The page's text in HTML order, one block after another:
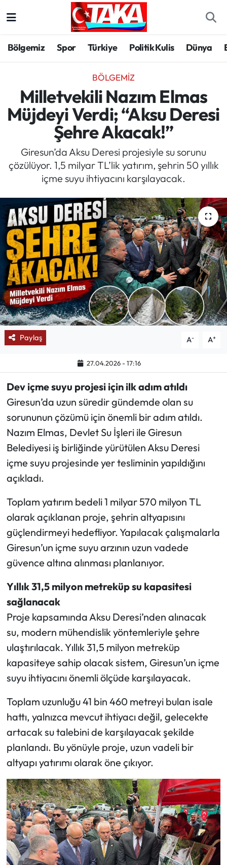
Bölgemiz Spor Türkiye Politik Kulis Dünya
BÖLGEMIZ
Milletvekili Nazım Elmas
Müjdeyi Verdi; “Aksu Deresi
Şehre Akacak!”
Giresun’da Aksu Deresi projesiyle su sorunu
çözülüyor. 1,5 milyar TL’lik yatırım, şehrin 50 yıllık
içme suyu ihtiyacını karşılayacak.
Paylaş A- A+
27.04.2026 - 17:16
Dev içme suyu projesi için ilk adım atıldı
Giresun’da uzun süredir gündemde olan su
sorununun çözümü için önemli bir adım atıldı.
Nazım Elmas, Devlet Su İşleri ile Giresun
Belediyesi iş birliğinde yürütülen Aksu Deresi
içme suyu projesinde yer tesliminin yapıldığını
açıkladı.
Toplam yatırım bedeli 1 milyar 570 milyon TL
olarak açıklanan proje, şehrin altyapısını
güçlendirmeyi hedefliyor. Yapılacak çalışmalarla
Giresun’un içme suyu arzının uzun vadede
güvence altına alınması planlanıyor.
Yıllık 31,5 milyon metreküp su kapasitesi
sağlanacak
Proje kapsamında Aksu Deresi’nden alınacak
su, modern mühendislik yöntemleriyle şehre
ulaştırılacak. Yıllık 31,5 milyon metreküp
kapasiteye sahip olacak sistem, Giresun’un içme
suyu ihtiyacını önemli ölçüde karşılayacak.
Toplam uzunluğu 41 bin 460 metreyi bulan isale
hattı, yalnızca mevcut ihtiyacı değil, gelecekte
artacak su talebini de karşılayacak şekilde
planlandı. Bu yönüyle proje, uzun vadeli bir
altyapı yatırımı olarak öne çıkıyor.
Spor
Türkiye
Kültür/Sanat
Politika
Politik Kulis
Magazin
Mektup Galeri
Röportaj
Manşet
Köşe Yazıları
Karikatür Galeri
BIK
ASTROLOJİ
Spor Yazıları
Mektup Galeri
Ekonomi
Sağlık
Turizm
Teknoloji
Trabzon Hava Durumu
Trabzon Trafik Yoğunluk Haritası
Süper Lig Puan Durumu ve Fikstür
Tüm Manşetler
Son Dakika Haberleri